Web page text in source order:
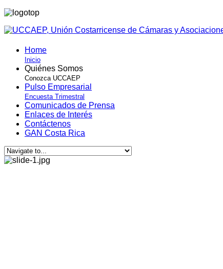
Home
Inicio
Quiénes Somos
Conozca UCCAEP
Pulso Empresarial
Encuesta Trimestral
Comunicados de Prensa
Enlaces de Interés
Contáctenos
GAN Costa Rica